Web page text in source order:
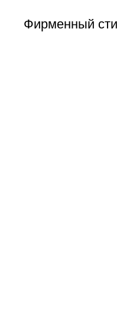
Фирменный